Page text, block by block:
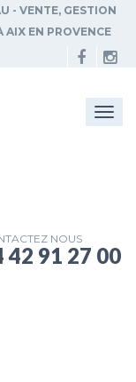
- VENTE, GESTION
EN PROVENCE
NOUS
42 91 27 00